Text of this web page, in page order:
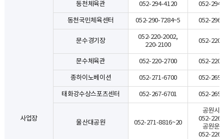
사업장
동천체육관 052-294-4120 052-
동천국민체육센터 052-290-7284~5 052-
문수경기장
052-220-2002,
220-2100
052-
문수체육관 052-220-2700 052-
종하이노베이션 052-271-6700 052-
태화강수상스포츠센터 052-267-6701 052-
울산대공원 052-271-8816~20
공원시
052-
공원운
052-